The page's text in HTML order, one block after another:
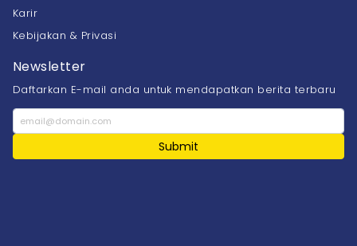
Karir
Kebijakan & Privasi
Newsletter
Daftarkan E-mail anda untuk mendapatkan berita terbaru
Submit